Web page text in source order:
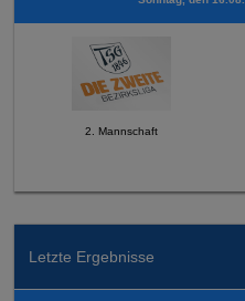
2. Mannschaft
Letzte Ergebnisse